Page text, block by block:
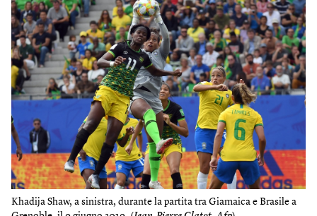
Khadija Shaw, a sinistra, durante la partita tra Giamaica e Brasile a